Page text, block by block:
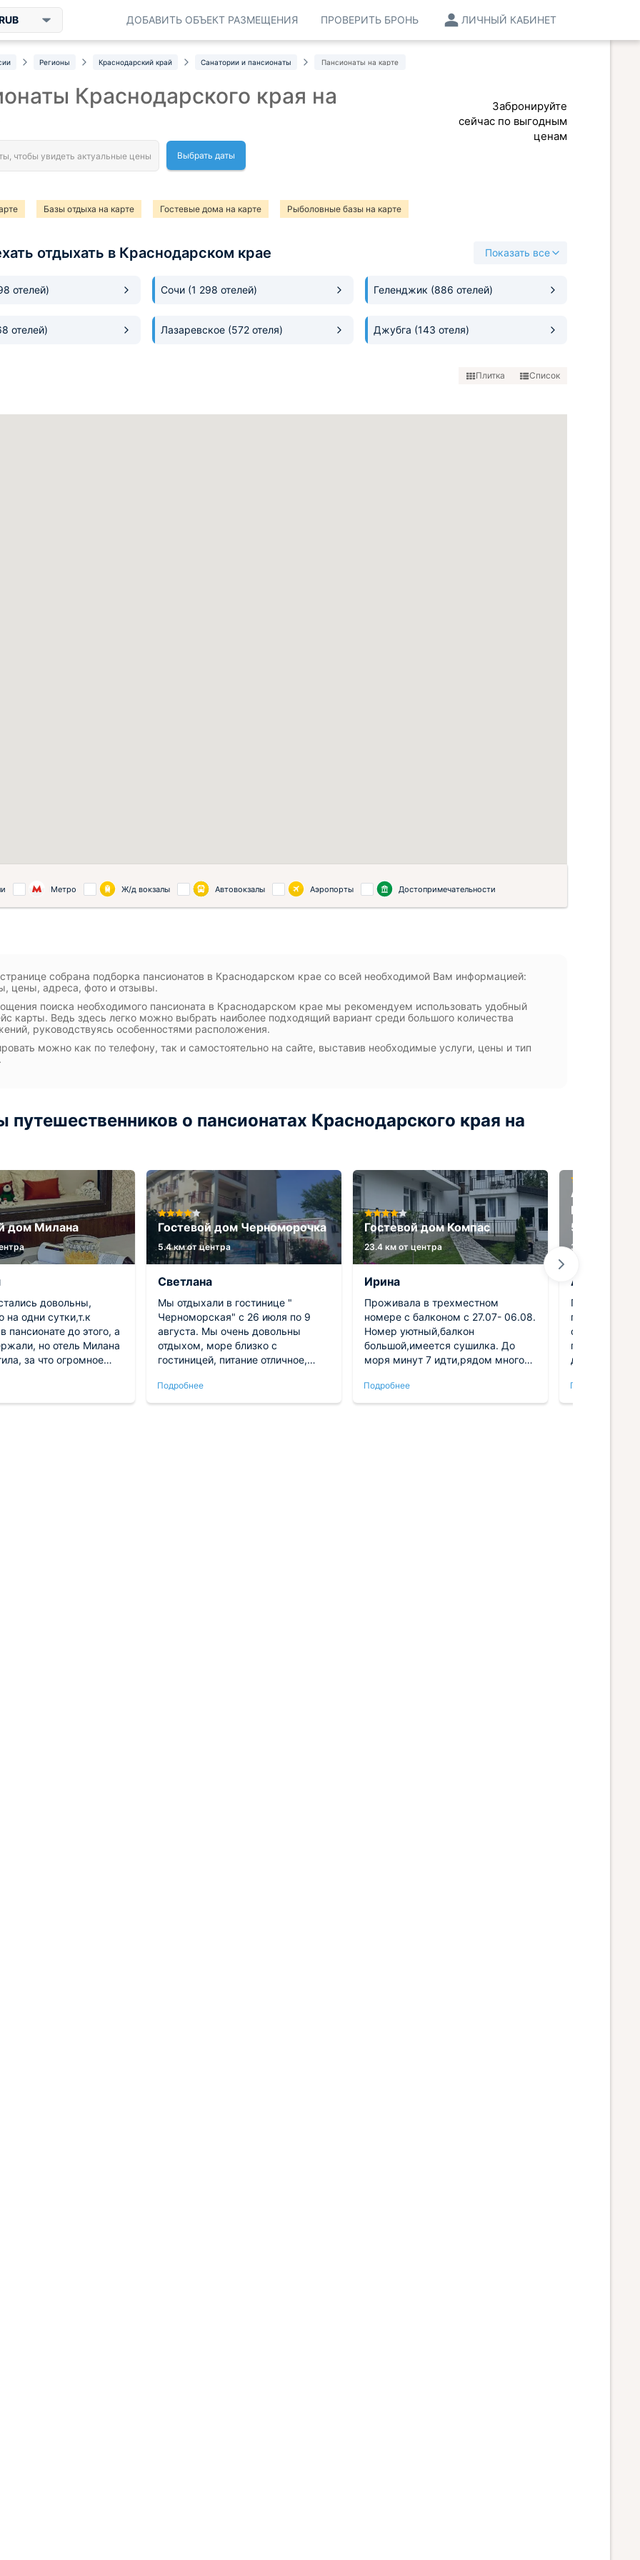
ЛИЧНЫЙ КАБИНЕТ
ПРОВЕРИТЬ БРОНЬ
ДОБАВИТЬ ОБЪЕКТ РАЗМЕЩЕНИЯ
Регионы Краснодарский край Санатории и пансионаты Пансионаты на карте
Забронируйте
сейчас по выгодным
ценам
Краснодарского края на
Выбрать даты
Базы отдыха на карте Гостевые дома на карте Рыболовные базы на карте
отдыхать в Краснодарском крае Показать все
отелей) Сочи (1 298 отелей) Геленджик (886 отелей)
отелей) Лазаревское (572 отеля) Джубга (143 отеля)
Плитка Список
Метро Ж/д вокзалы Автовокзалы Аэропорты Достопримечательности
собрана подборка пансионатов в Краснодарском крае со всей необходимой Вам информацией:
цены, адреса, фото и отзывы.
поиска необходимого пансионата в Краснодарском крае мы рекомендуем использовать удобный
карты. Ведь здесь легко можно выбрать наиболее подходящий вариант среди большого количества
руководствуясь особенностями расположения.
можно как по телефону, так и самостоятельно на сайте, выставив необходимые услуги, цены и тип
путешественников о пансионатах Краснодарского края на
дом Милана
довольны,
на одни сутки,т.к
пансионате до этого, а
но отель Милана
за что огромное
чтобы я добавила в
крючки для полотенце
Гостевой дом Черноморочка
5.4 км от центра
Светлана
Мы отдыхали в гостинице "
Черноморская" с 26 июля по 9
августа. Мы очень довольны
отдыхом, море близко с
гостиницей, питание отличное,
домашнему, чистота в номерах,
убирали каждый день, полотенца
Подробнее
Гостевой дом Компас
23.4 км от центра
Ирина
Проживала в трехместном
номере с балконом с 27.07- 06.08.
Номер уютный,балкон
большой,имеется сушилка. До
моря минут 7 идти,рядом много
приветливые,приятные люди. Есть
чистый бассейн.Всё понравилось
Подробнее
58
3.6 км от
Аля
Приехали с
пожалели!
стильные,
при этом
домашнему
холодильник
Вайфай
Подробнее